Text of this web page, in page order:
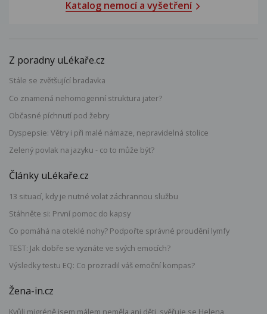
Katalog nemocí a vyšetření
Z poradny uLékaře.cz
Stále se zvětšující bradavka
Co znamená nehomogenní struktura jater?
Občasné píchnutí pod žebry
Dyspepsie: Větry i při malé námaze, nepravidelná stolice
Zelený povlak na jazyku - co to může být?
Články uLékaře.cz
13 situací, kdy je nutné volat záchrannou službu
Stáhněte si: První pomoc do kapsy
Co pomáhá na oteklé nohy? Podpořte správné proudění lymfy
TEST: Jak dobře se vyznáte ve svých emocích?
Výsledky testu EQ: Co prozradil váš emoční kompas?
Žena-in.cz
Kvůli migréně jsem málem neměla ani děti, svěřuje se Helena